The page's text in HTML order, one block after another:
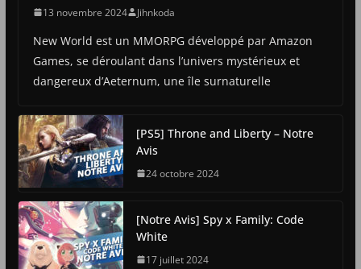
13 novembre 2024 Jihnkoda
New World est un MMORPG développé par Amazon
Games, se déroulant dans l’univers mystérieux et
dangereux d’Aeternum, une île surnaturelle
[PS5] Throne and Liberty – Notre
Avis
24 octobre 2024
[Notre Avis] Spy x Family: Code
White
17 juillet 2024